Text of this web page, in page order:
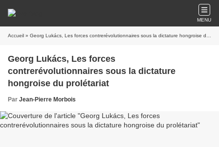
MENU
Accueil » Georg Lukács, Les forces contrerévolutionnaires sous la dictature hongroise du prolétariat
Georg Lukács, Les forces
contrerévolutionnaires sous la dictature
hongroise du prolétariat
Par Jean-Pierre Morbois